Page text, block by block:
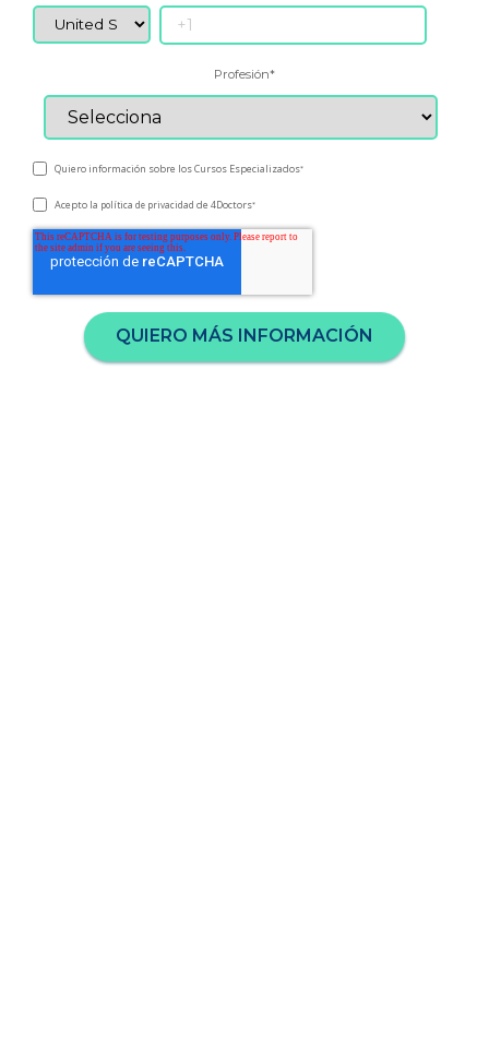
Profesión*
Quiero información sobre los Cursos Especializados*
Acepto la política de privacidad de 4Doctors*